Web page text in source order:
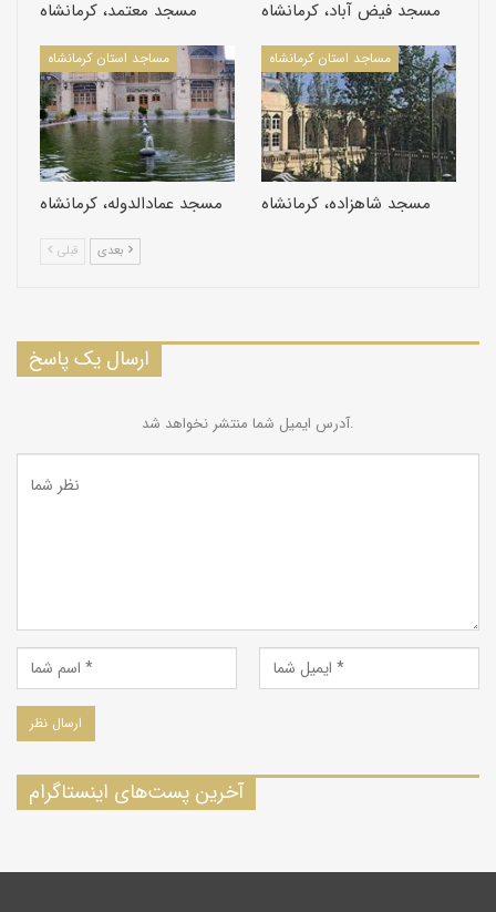
مسجد معتمد، كرمانشاه مسجد فیض آباد، كرمانشاه
مساجد استان كرمانشاه
مسجد عمادالدوله، كرمانشاه
مساجد استان كرمانشاه
مسجد شاهزاده، كرمانشاه
قبلی
ارسال یک پاسخ
آدرس ایمیل شما منتشر نخواهد شد.
آخرین پست‌های اینستاگرام